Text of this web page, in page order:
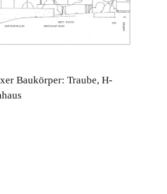
Baukörper: Traube, H-